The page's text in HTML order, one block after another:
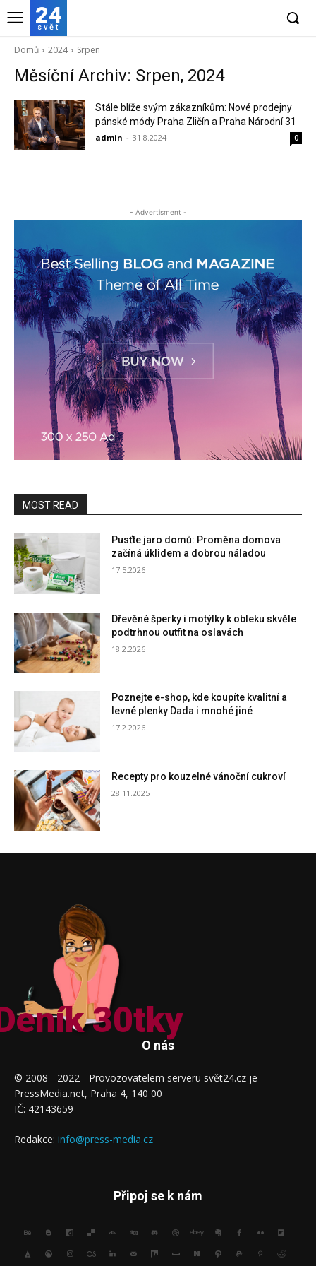
24
svět
Domů 2024 Srpen
Měsíční Archiv: Srpen, 2024
Stále blíže svým zákazníkům: Nové prodejny
pánské módy Praha Zličín a Praha Národní 31
admin - 31.8.2024 0
- Advertisment -
MOST READ
Pusťte jaro domů: Proměna domova
začíná úklidem a dobrou náladou
17.5.2026
Dřevěné šperky i motýlky k obleku skvěle
podtrhnou outfit na oslavách
18.2.2026
Poznejte e-shop, kde koupíte kvalitní a
levné plenky Dada i mnohé jiné
17.2.2026
Recepty pro kouzelné vánoční cukroví
28.11.2025
30tky
O nás
© 2008 - 2022 - Provozovatelem serveru svět24.cz je
PressMedia.net, Praha 4, 140 00
IČ: 42143659
Redakce: info@press-media.cz
Připoj se k nám